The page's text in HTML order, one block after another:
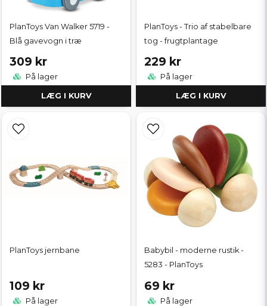
PlanToys Van Walker 5719 -
Blå gavevogn i træ
309 kr
På lager
LÆG I KURV
PlanToys - Trio af stabelbare
tog - frugtplantage
229 kr
På lager
LÆG I KURV
PlanToys jernbane
109 kr
På lager
Babybil - moderne rustik -
5283 - PlanToys
69 kr
På lager